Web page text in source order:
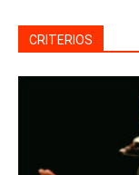
CRITERIOS